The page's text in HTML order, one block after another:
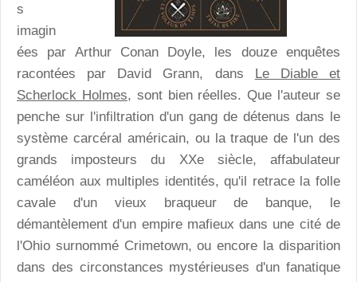
s
imagin
ées par Arthur Conan Doyle, les douze enquêtes
racontées par David Grann, dans Le Diable et
Scherlock Holmes, sont bien réelles. Que l'auteur se
penche sur l'infiltration d'un gang de détenus dans le
système carcéral américain, ou la traque de l'un des
grands imposteurs du XXe siècle, affabulateur
caméléon aux multiples identités, qu'il retrace la folle
cavale d'un vieux braqueur de banque, le
démantèlement d'un empire mafieux dans une cité de
l'Ohio surnommé Crimetown, ou encore la disparition
dans des circonstances mystérieuses d'un fanatique